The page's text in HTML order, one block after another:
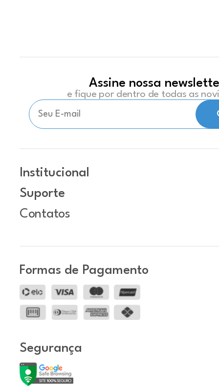
Assine nossa
e fique por dentro de todas as
Institucional
Suporte
Contatos
Formas de Pagamento
Segurança